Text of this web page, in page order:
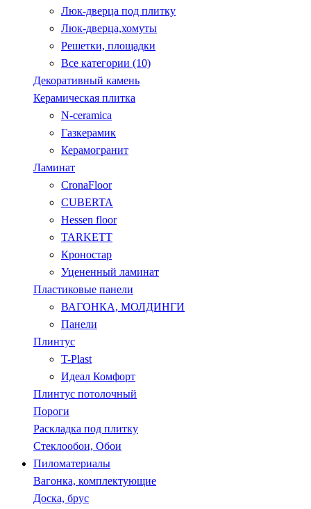
Люк-дверца под плитку
Люк-дверца,хомуты
Решетки, площадки
Все категории (10)
Декоративный камень
Керамическая плитка
N-ceramica
Газкерамик
Керамогранит
Ламинат
CronaFloor
CUBERTA
Hessen floor
TARKETT
Кроностар
Уцененный ламинат
Пластиковые панели
ВАГОНКА, МОЛДИНГИ
Панели
Плинтус
T-Plast
Идеал Комфорт
Плинтус потолочный
Пороги
Раскладка под плитку
Стеклообои, Обои
Пиломатериалы
Вагонка, комплектующие
Доска, брус